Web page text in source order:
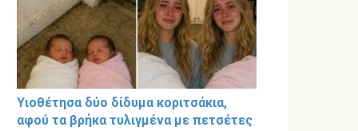
Υιοθέτησα δύο δίδυμα κοριτσάκια,
αφού τα βρήκα τυλιγμένα με πετσέτες